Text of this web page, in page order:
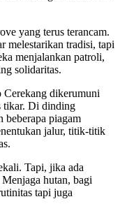
yang terus terancam.
melestarikan tradisi, tapi
menjalankan patroli,
solidaritas.
Cerekang dikerumuni
tikar. Di dinding
beberapa piagam
jalur, titik-titik
Tapi, jika ada
hutan, bagi
tapi juga